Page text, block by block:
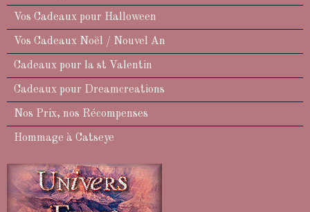
Vos Cadeaux pour Halloween
Vos Cadeaux Noël / Nouvel An
Cadeaux pour la st Valentin
Cadeaux pour Dreamcreations
Nos Prix, nos Récompenses
Hommage à Catseye